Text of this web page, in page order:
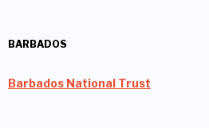
BARBADOS
Barbados National Trust